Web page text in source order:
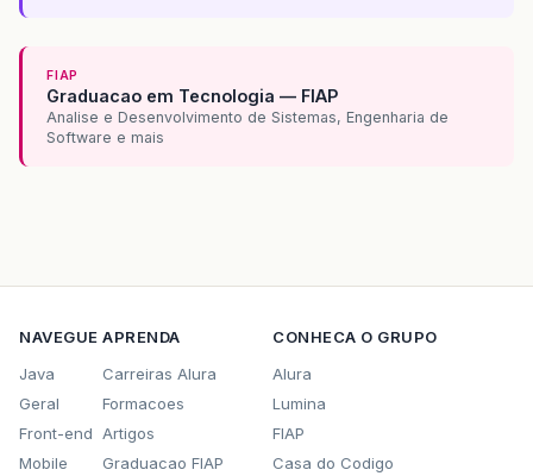
FIAP
Graduacao em Tecnologia — FIAP
Analise e Desenvolvimento de Sistemas, Engenharia de
Software e mais
NAVEGUE
Java
Geral
Front-end
Mobile
APRENDA
Carreiras Alura
Formacoes
Artigos
Graduacao FIAP
CONHECA O GRUPO
Alura
Lumina
FIAP
Casa do Codigo